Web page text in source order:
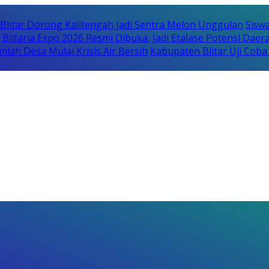
Dorong Kalitengah Jadi Sentra Melon Unggulan
Blitaria Expo 2026 Resmi Dibuka, Jadi Etalase Potensi
Desa Mulai Krisis Air Bersih Kabupaten Blitar Uji